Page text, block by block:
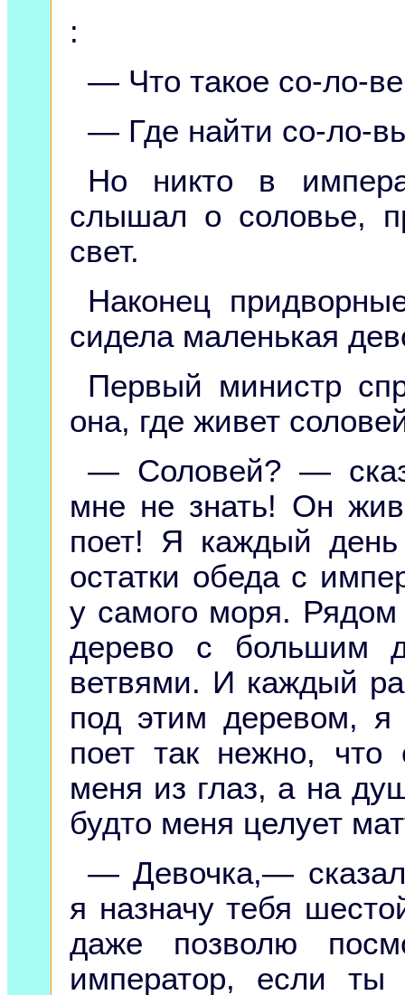
:
— Что такое со-ло-
— Где найти со-ло-
Но никто в
слышал о соловье,
свет.
Наконец
сидела маленькая
Первый министр
она, где живет
— Соловей? —
мне не знать! Он
поет! Я каждый
остатки обеда с
у самого моря.
дерево с большим
ветвями. И каждый
под этим деревом,
поет так нежно,
меня из глаз, а на
будто меня целует
— Девочка,—
я назначу тебя
даже позволю
император, если